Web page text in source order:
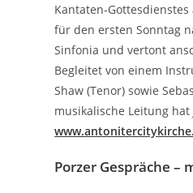
Kantaten-
für den ersten Sonntag
Sinfonia und vertont
Begleitet von einem
Shaw (Tenor) sowie
musikalische Leitung
Porzer Gespräche